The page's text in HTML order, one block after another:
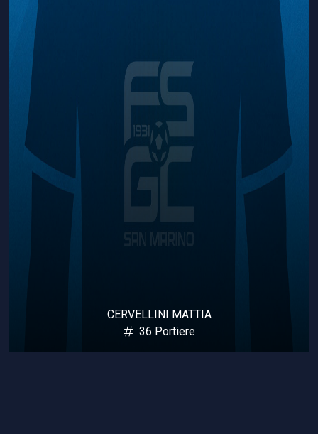
CERVELLINI MATTIA
36 Portiere